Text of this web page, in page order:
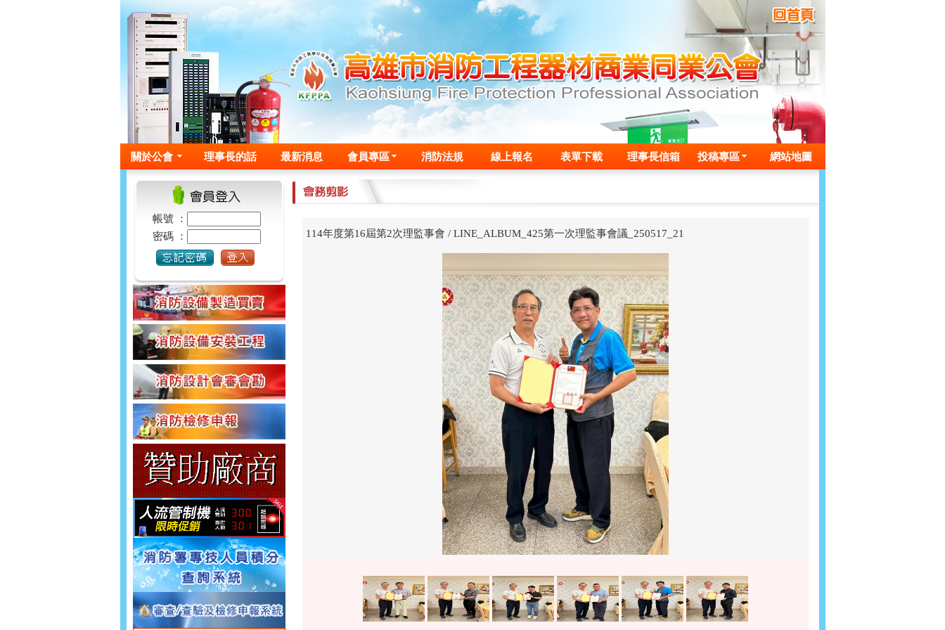
關於公會 理事長的話 最新消息 會員專區 消防法規 線上報名 表單下載 理事長信箱 投稿專區 網站地圖
帳號 ：
密碼 ：
114年度第16屆第2次理監事會 / LINE_ALBUM_425第一次理監事會議_250517_21